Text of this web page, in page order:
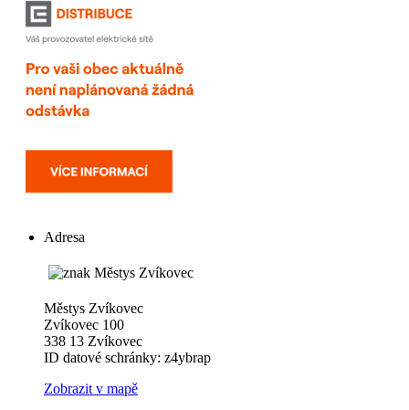
Adresa
Městys Zvíkovec
Zvíkovec 100
338 13 Zvíkovec
ID datové schránky: z4ybrap
Zobrazit v mapě